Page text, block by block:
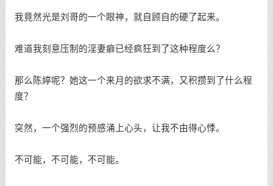
我竟然光是刘哥的一个眼神，就自顾自的硬了起来。
难道我刻意压制的淫妻癖已经疯狂到了这种程度么？
那么陈婷呢？她这一个来月的欲求不满，又积攒到了什么程
度？
突然，一个强烈的预感涌上心头，让我不由得心悸。
不可能，不可能，不可能。